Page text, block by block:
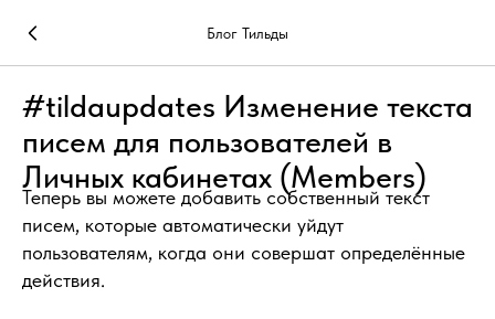
Блог Тильды
#tildaupdates Изменение текста
писем для пользователей в
Личных кабинетах (Members)
Теперь вы можете добавить собственный текст
писем, которые автоматически уйдут
пользователям, когда они совершат определённые
действия.